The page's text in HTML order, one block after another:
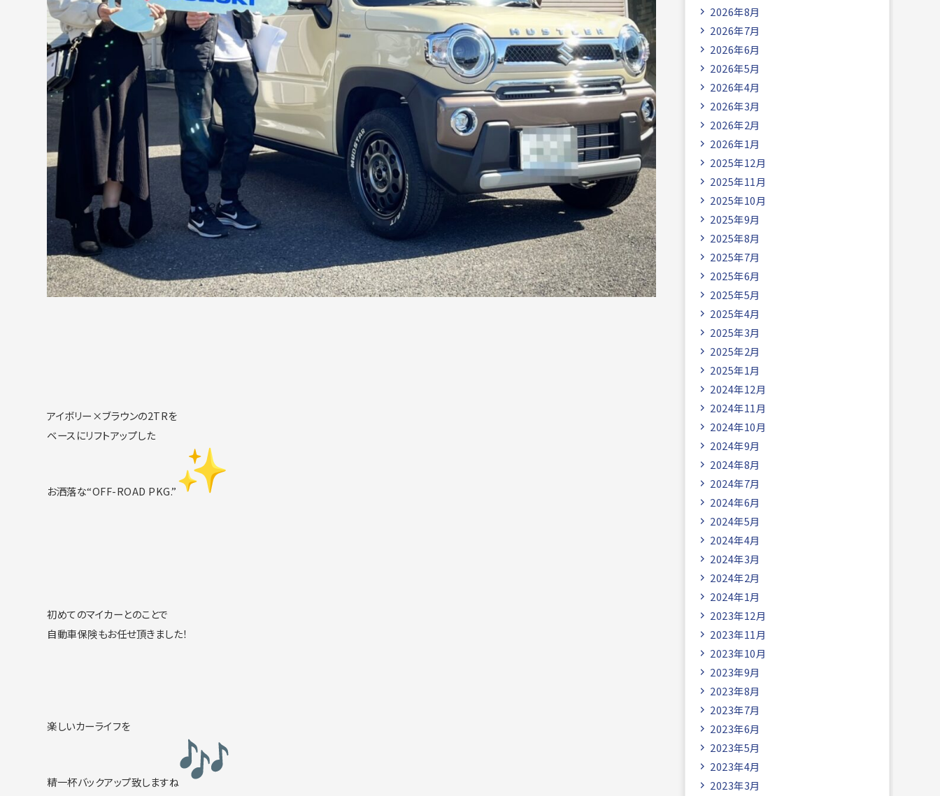
アイボリー×ブラウンの2TRを
ベースにリフトアップした
お洒落な“OFF-ROAD PKG.”
初めてのマイカーとのことで
自動車保険もお任せ頂きました！
楽しいカーライフを
精一杯バックアップ致しますね
2026年8月
2026年7月
2026年6月
2026年5月
2026年4月
2026年3月
2026年2月
2026年1月
2025年12月
2025年11月
2025年10月
2025年9月
2025年8月
2025年7月
2025年6月
2025年5月
2025年4月
2025年3月
2025年2月
2025年1月
2024年12月
2024年11月
2024年10月
2024年9月
2024年8月
2024年7月
2024年6月
2024年5月
2024年4月
2024年3月
2024年2月
2024年1月
2023年12月
2023年11月
2023年10月
2023年9月
2023年8月
2023年7月
2023年6月
2023年5月
2023年4月
2023年3月